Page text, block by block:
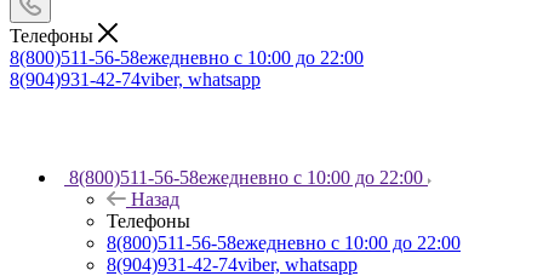
Телефоны
8(800)511-56-58ежедневно с 10:00 до 22:00
8(904)931-42-74viber, whatsapp
8(800)511-56-58ежедневно с 10:00 до 22:00
Назад
Телефоны
8(800)511-56-58ежедневно с 10:00 до 22:00
8(904)931-42-74viber, whatsapp